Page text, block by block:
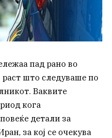
пад рано во
што следуваше по
Ваквите
кога
детали за
за кој се очекува